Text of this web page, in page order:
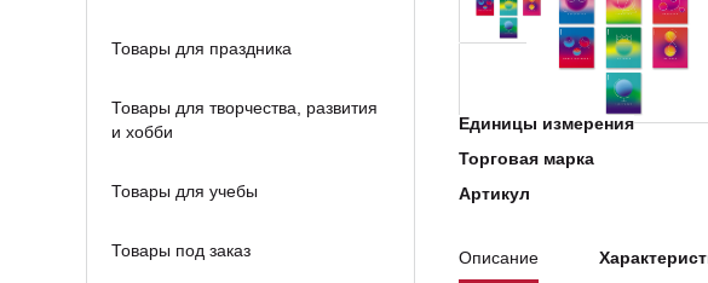
Товары для праздника
Товары для творчества, развития
и хобби
Товары для учебы
Товары под заказ
Единицы измерения
Торговая марка
Артикул
Описание